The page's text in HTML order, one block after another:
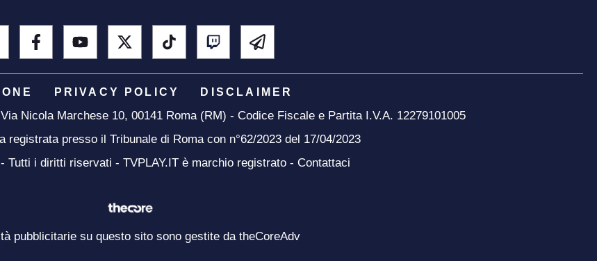
PRIVACY POLICY DISCLAIMER
Nicola Marchese 10, 00141 Roma (RM) - Codice Fiscale e Partita I.V.A. 12279101005
registrata presso il Tribunale di Roma con n°62/2023 del 17/04/2023
Tutti i diritti riservati - TVPLAY.IT è marchio registrato - Contattaci
pubblicitarie su questo sito sono gestite da theCoreAdv